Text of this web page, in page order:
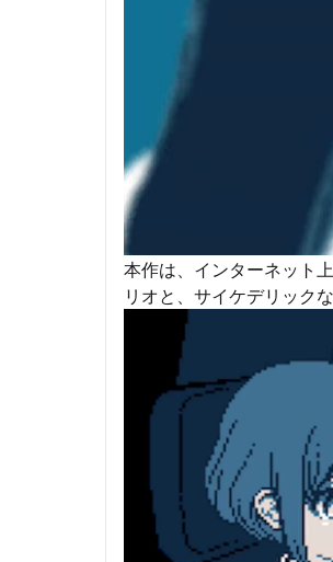
本作は、インターネット
リオと、サイケデリック